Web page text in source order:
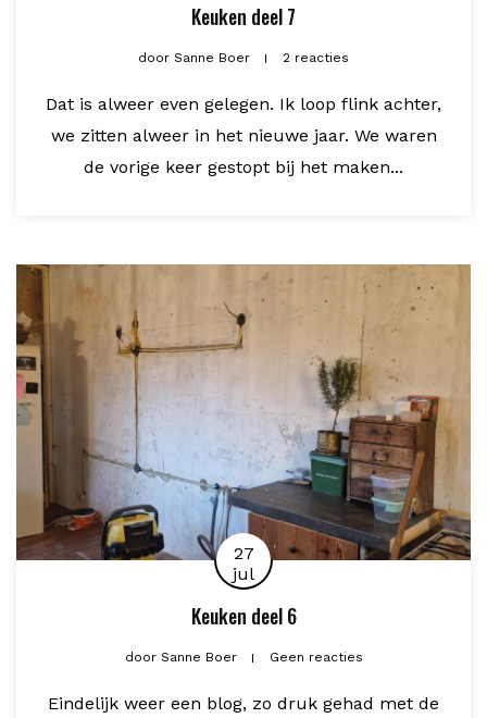
Keuken deel 7
door Sanne Boer 2 reacties
Dat is alweer even gelegen. Ik loop flink achter,
we zitten alweer in het nieuwe jaar. We waren
de vorige keer gestopt bij het maken...
27
jul
Keuken deel 6
doorSanne Boer Geen reacties
Eindelijk weer een blog, zo druk gehad met de